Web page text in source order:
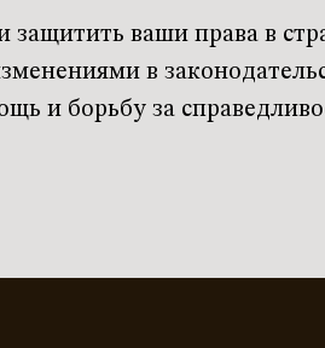
ваши права в
в
и борьбу за